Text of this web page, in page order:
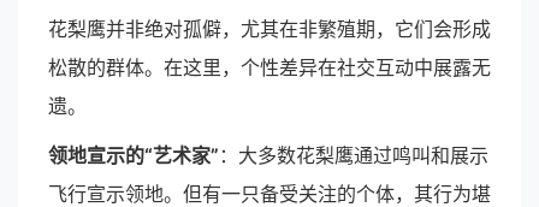
花梨鹰并非绝对孤僻，尤其在非繁殖期，它们会形成
松散的群体。在这里，个性差异在社交互动中展露无
遗。
领地宣示的“艺术家” ：大多数花梨鹰通过鸣叫和展示
飞行宣示领地。但有一只备受关注的个体，其行为堪